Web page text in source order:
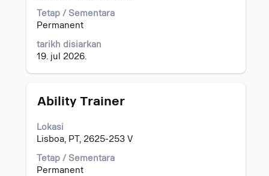
Tetap / Sementara
Permanent
tarikh disiarkan
19. jul 2026.
melihat
kandungan
bagi
maklumat
kerja.
Jawatan
Ability Trainer
Lokasi
Lisboa, PT, 2625-253 V
Tetap / Sementara
Permanent
Pilih
bar
ruang
melihat
kandungan